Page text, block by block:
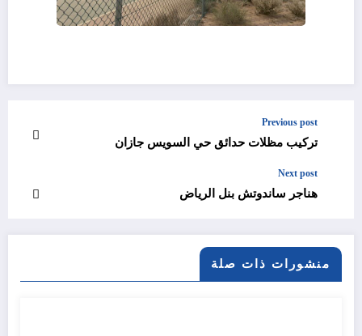
Previous post
تركيب مظلات حدائق حي السويس جازان
Next post
هناجر ساندوتش بنل الرياض
منشورات ذات صلة